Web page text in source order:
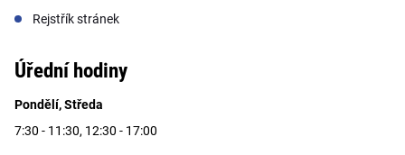
Rejstřík stránek
Úřední hodiny
Pondělí, Středa
7:30 - 11:30, 12:30 - 17:00